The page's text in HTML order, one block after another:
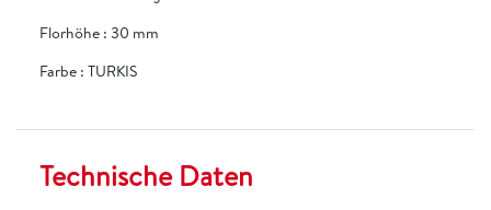
Florhöhe : 30 mm
Farbe : TURKIS
Technische Daten